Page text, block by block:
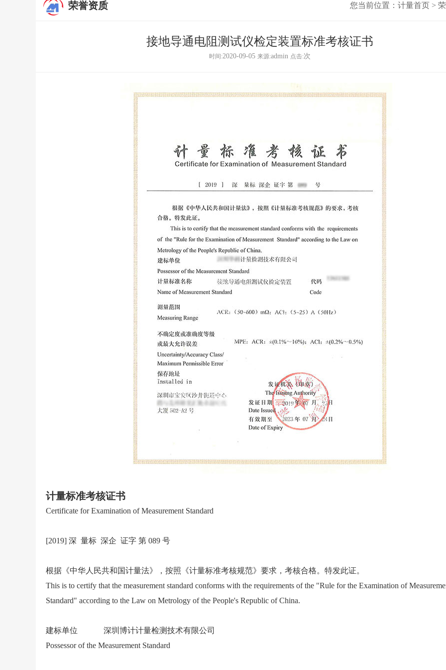
您当前位置： 计量首页 >
荣誉资质
接地导通电阻测试仪检定装置标准考核证书
时间:2020-09-05 来源:admin 点击:次
计量标准考核证书
Certificate for Examination of Measurement Standard
[2019] 深 量标 深企 证字 第 089 号
根据《中华人民共和国计量法》，按照《计量标准考核规范》要求，考核合格。特发此证。
This is to certify that the measurement standard conforms with the requirements of the "Rule for the Examination of
Standard" according to the Law on Metrology of the People's Republic of China.
建标单位 深圳博计计量检测技术有限公司
Possessor of the Measurement Standard
仪器校准
仪器校准是仪器设备管理中非常重
要的环节,评定测量装置的示值误差,